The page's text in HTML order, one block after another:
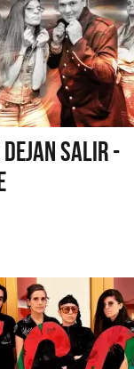
SALIR -